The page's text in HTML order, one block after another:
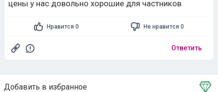
цены у нас довольно хорошие для частников
Нравится 0 Не нравится 0
Ответить
Добавить в избранное
Тема в избранном